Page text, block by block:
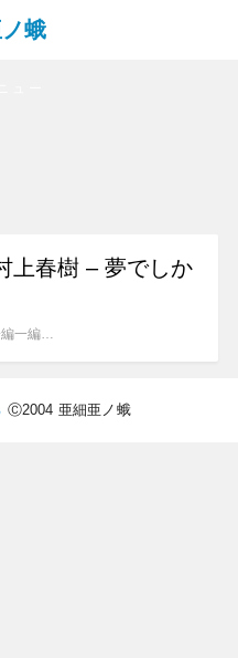
蛾
上春樹 – 夢でしか
編一編…
Ⓒ2004 亜細亜ノ蛾